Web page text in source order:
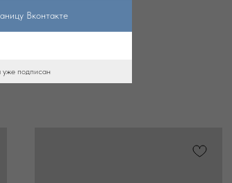
Вконтакте
уже подписан